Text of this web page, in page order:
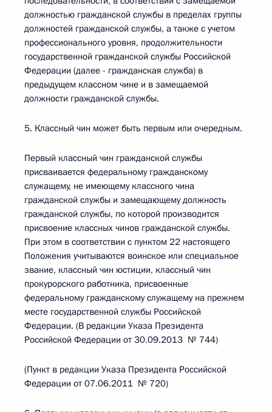
должностью гражданской службы в пределах группы
должностей гражданской службы, а также с учетом
профессионального уровня, продолжительности
государственной гражданской службы Российской
Федерации (далее - гражданская служба) в
предыдущем классном чине и в замещаемой
должности гражданской службы.
5. Классный чин может быть первым или очередным.
Первый классный чин гражданской службы
присваивается федеральному гражданскому
служащему, не имеющему классного чина
гражданской службы и замещающему должность
гражданской службы, по которой производится
присвоение классных чинов гражданской службы.
При этом в соответствии с пунктом 22 настоящего
Положения учитываются воинское или специальное
звание, классный чин юстиции, классный чин
прокурорского работника, присвоенные
федеральному гражданскому служащему на прежнем
месте государственной службы Российской
Федерации. (В редакции Указа Президента
Российской Федерации от 30.09.2013 № 744)
(Пункт в редакции Указа Президента Российской
Федерации от 07.06.2011 № 720)